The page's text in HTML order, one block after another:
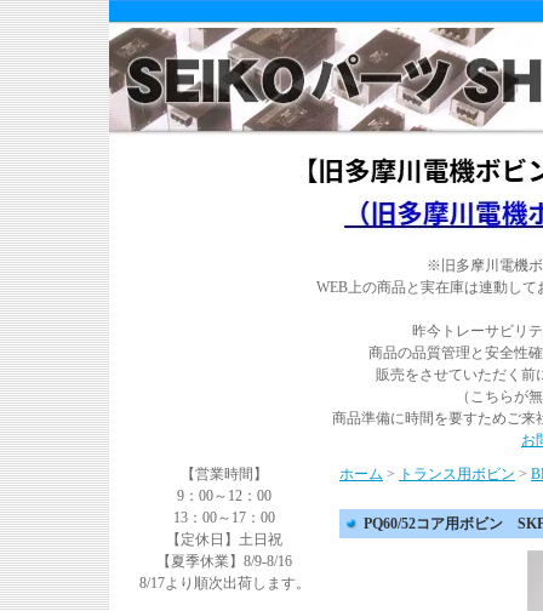
※旧多摩川電機
WEB上の商品と実在庫は連動し
昨今トレーサビリ
商品の品質管理と安全性
販売をさせていただく前
（こちらが
商品準備に時間を要すためご来
お
【営業時間】
9：00～12：00
13：00～17：00
【定休日】土日祝
【夏季休業】8/9-8/16
8/17より順次出荷します。
ホーム > トランス用ボビン >
PQ60/52コア用ボビン